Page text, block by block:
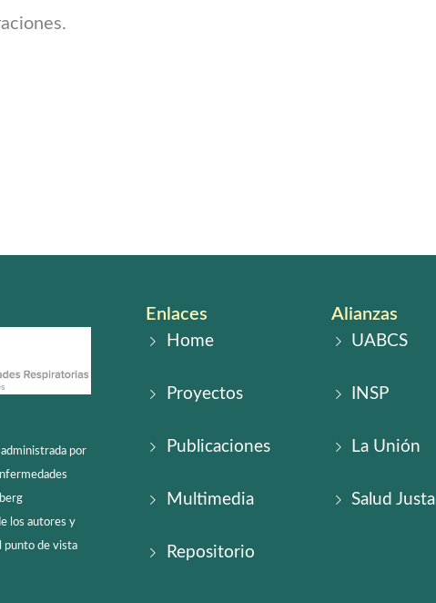
por
los autores y
punto de vista
Enlaces
Home
Proyectos
Publicaciones
Multimedia
Repositorio
Alianzas
UABCS
INSP
La Unión
Salud Justa